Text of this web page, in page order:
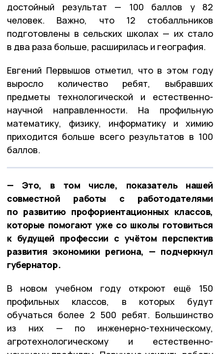
достойный результат — 100 баллов у 82
человек. Важно, что 12 стобалльников
подготовлены в сельских школах — их стало
в два раза больше, расширилась и география.
Евгений Первышов отметил, что в этом году
выросло количество ребят, выбравших
предметы технологической и естественно-
научной направленности. На профильную
математику, физику, информатику и химию
приходится больше всего результатов в 100
баллов.
— Это, в том числе, показатель нашей
совместной работы с работодателями
по развитию профориентационных классов,
которые помогают уже со школы готовиться
к будущей профессии с учётом перспектив
развития экономики региона, — подчеркнул
губернатор.
В новом учебном году откроют ещё 150
профильных классов, в которых будут
обучаться более 2 500 ребят. Большинство
из них — по инженерно-техническому,
агротехнологическому и естественно-